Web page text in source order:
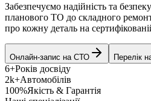
Забезпечуємо надійність та
планового ТО до складного
про кожну деталь на
Онлайн-запис на СТО Перелік
6+Років досвіду
2k+Автомобілів
100%Якість & Гарантія